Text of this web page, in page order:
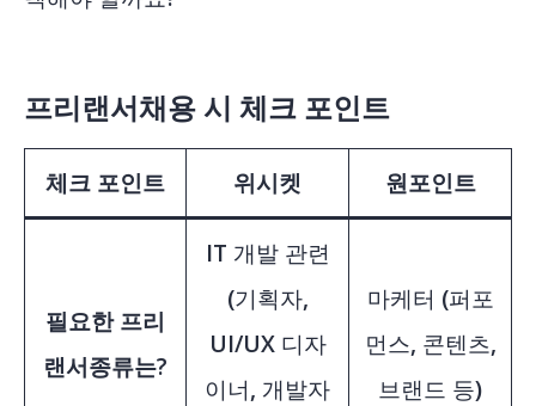
프리랜서채용 시 체크 포인트
체크 포인트 위시켓 원포인트
필요한 프리
랜서종류는?
IT 개발 관련
(기획자,
UI/UX 디자
이너, 개발자
마케터 (퍼포
먼스, 콘텐츠,
브랜드 등)